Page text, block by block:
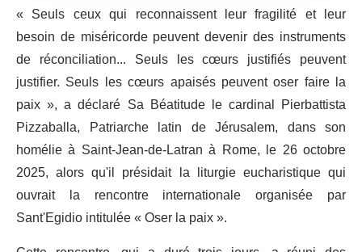
« Seuls ceux qui reconnaissent leur fragilité et leur
besoin de miséricorde peuvent devenir des instruments
de réconciliation... Seuls les cœurs justifiés peuvent
justifier. Seuls les cœurs apaisés peuvent oser faire la
paix », a déclaré Sa Béatitude le cardinal Pierbattista
Pizzaballa, Patriarche latin de Jérusalem, dans son
homélie à Saint-Jean-de-Latran à Rome, le 26 octobre
2025, alors qu'il présidait la liturgie eucharistique qui
ouvrait la rencontre internationale organisée par
Sant'Egidio intitulée « Oser la paix ».